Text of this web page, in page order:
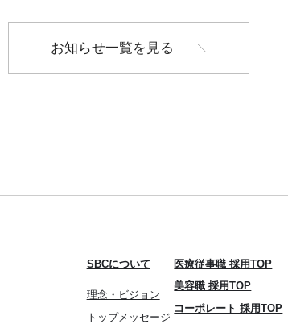
お知らせ一覧を見る
SBCについて
理念・ビジョン
トップメッセージ
医療従事職 採用TOP
美容職 採用TOP
コーポレート 採用TOP